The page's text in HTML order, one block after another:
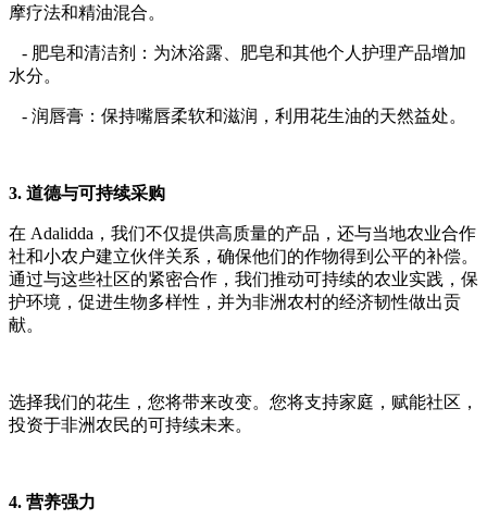
摩疗法和精油混合。
- 肥皂和清洁剂：为沐浴露、肥皂和其他个人护理产品增加
水分。
- 润唇膏：保持嘴唇柔软和滋润，利用花生油的天然益处。
3. 道德与可持续采购
在 Adalidda，我们不仅提供高质量的产品，还与当地农业合作
社和小农户建立伙伴关系，确保他们的作物得到公平的补偿。
通过与这些社区的紧密合作，我们推动可持续的农业实践，保
护环境，促进生物多样性，并为非洲农村的经济韧性做出贡
献。
选择我们的花生，您将带来改变。您将支持家庭，赋能社区，
投资于非洲农民的可持续未来。
4. 营养强力